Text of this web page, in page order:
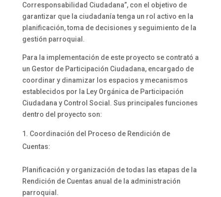
Corresponsabilidad Ciudadana”, con el objetivo de
garantizar que la ciudadanía tenga un rol activo en la
planificación, toma de decisiones y seguimiento de la
gestión parroquial.
Para la implementación de este proyecto se contrató a
un Gestor de Participación Ciudadana, encargado de
coordinar y dinamizar los espacios y mecanismos
establecidos por la Ley Orgánica de Participación
Ciudadana y Control Social. Sus principales funciones
dentro del proyecto son:
Coordinación del Proceso de Rendición de
Cuentas:
Planificación y organización de todas las etapas de la
Rendición de Cuentas anual de la administración
parroquial.